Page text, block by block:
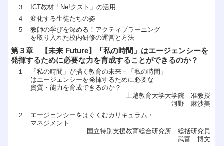
３ ICT教材「Ne!クスト」の活用
４ 変化する生徒たちの姿
５ 教師の学びを深める！アクティブラーニング
を取り入れた校内研修の運営と方法
第３章 【未来 Future】「私の時間」はエージェンシーを
発揮するために必要な力を育成することができるのか？
１ 「私の時間」が描く教育の未来－「私の時間」
はエージェンシーを発揮するために必要な
資質・能力を育成できるのか？
上越教育大学大学院 准教授
河野 麻沙美
２ エージェンシーをはぐくむカリキュラム・
マネジメント
国立特別支援教育総合研究所 総括研究員
武富 博文